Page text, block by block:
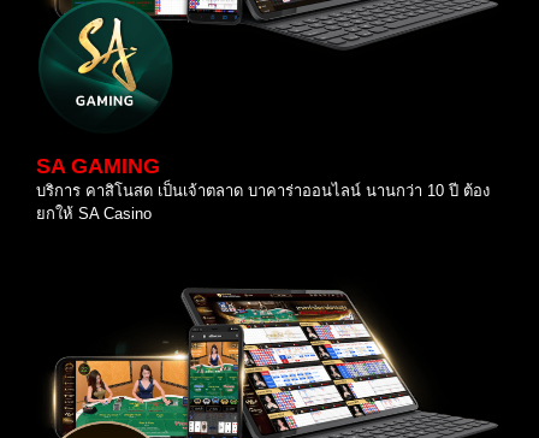
SA GAMING
บริการ คาสิโนสด เป็นเจ้าตลาด บาคาร่าออนไลน์ นานกว่า 10 ปี ต้อง
ยกให้ SA Casino